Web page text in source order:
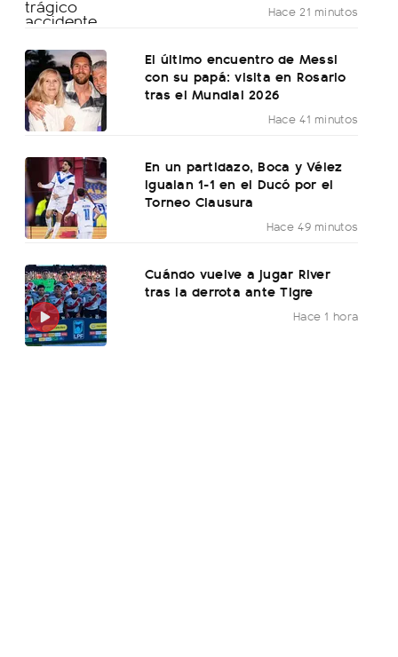
Hace 21 minutos
El último encuentro de Messi
con su papá: visita en Rosario
tras el Mundial 2026
Hace 41 minutos
En un partidazo, Boca y Vélez
igualan 1-1 en el Ducó por el
Torneo Clausura
Hace 49 minutos
Cuándo vuelve a jugar River
tras la derrota ante Tigre
Hace 1 hora